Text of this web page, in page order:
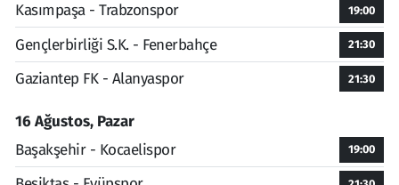
Kasımpaşa - Trabzonspor 19:00
Gençlerbirliği S.K. - Fenerbahçe 21:30
Gaziantep FK - Alanyaspor 21:30
16 Ağustos, Pazar
Başakşehir - Kocaelispor
19:00